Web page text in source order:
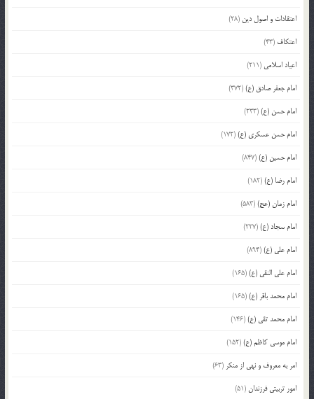
اعتقادات و اصول دین (28)
اعتکاف (43)
اعیاد اسلامی (211)
امام جعفر صادق (ع)(372)
امام حسن (ع)(233)
امام حسن عسکری (ع)(172)
امام حسین (ع)(847)
امام رضا (ع)(182)
امام زمان (عج)(583)
امام سجاد (ع)(227)
امام علی (ع)(894)
امام علی النقی (ع)(165)
امام محمد باقر (ع)(165)
امام محمد تقی (ع)(146)
امام موسی کاظم (ع)(152)
امر به معروف و نهی از منکر (63)
امور تربیتی فرزندان(51)